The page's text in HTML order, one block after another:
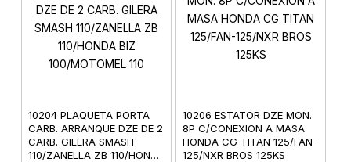
10204 PLAQUETA PORTA
CARB. ARRANQUE DZE DE 2
CARB. GILERA SMASH
110/ZANELLA ZB 110/HONDA
10206 ESTATOR DZE MON.
8P C/CONEXION A MASA
HONDA CG TITAN 125/FAN-
125/NXR BROS 125KS